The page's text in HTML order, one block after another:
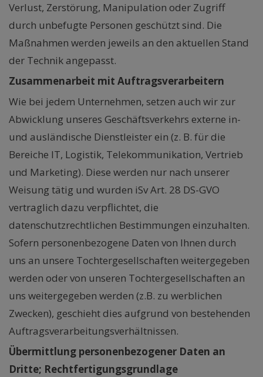
Verlust, Zerstörung, Manipulation oder Zugriff
durch unbefugte Personen geschützt sind. Die
Maßnahmen werden jeweils an den aktuellen Stand
der Technik angepasst.
Zusammenarbeit mit Auftragsverarbeitern
Wie bei jedem Unternehmen, setzen auch wir zur
Abwicklung unseres Geschäftsverkehrs externe in-
und ausländische Dienstleister ein (z. B. für die
Bereiche IT, Logistik, Telekommunikation, Vertrieb
und Marketing). Diese werden nur nach unserer
Weisung tätig und wurden iSv Art. 28 DS-GVO
vertraglich dazu verpflichtet, die
datenschutzrechtlichen Bestimmungen einzuhalten.
Sofern personenbezogene Daten von Ihnen durch
uns an unsere Tochtergesellschaften weitergegeben
werden oder von unseren Tochtergesellschaften an
uns weitergegeben werden (z.B. zu werblichen
Zwecken), geschieht dies aufgrund von bestehenden
Auftragsverarbeitungsverhältnissen.
Übermittlung personenbezogener Daten an
Dritte; Rechtfertigungsgrundlage